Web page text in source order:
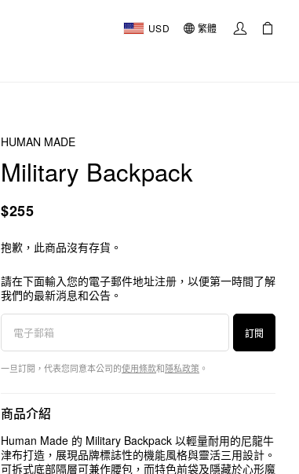
USD 繁體
HUMAN MADE
Military Backpack
$255
抱歉，此商品沒有存貨。
請在下面輸入您的電子郵件地址注册，以便第一時間了解
我們的最新消息和公告。
訂閱
一旦訂閱，代表您同意本公司的使用條款和隱私政策 。
商品介紹
Human Made 的 Military Backpack 以輕量耐用的尼龍牛
津布打造，展現品牌標誌性的機能風格與靈活三用設計。
可拆式底部隔層可兼作腰包，而特色前袋及隱藏於心形魔